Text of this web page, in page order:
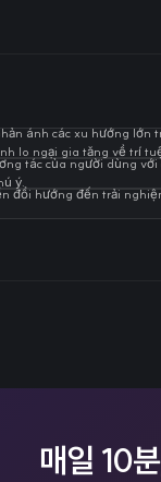
ánh các xu hướng
lo ngại gia tăng về trí
tác của người dùng
ý.
đổi hướng đến trải
매일 10